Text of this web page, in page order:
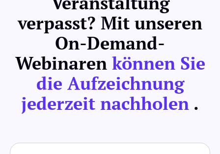
verpasst? Mit unseren
On-Demand-
Webinaren können Sie
die Aufzeichnung
jederzeit nachholen .